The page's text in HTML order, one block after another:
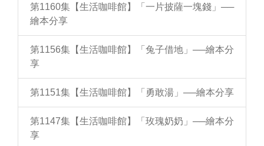
第1160集【生活咖啡館】「一片披薩一塊錢」──
繪本分享
第1156集【生活咖啡館】「兔子借地」──繪本分
享
第1151集【生活咖啡館】「勇敢湯」──繪本分享
第1147集【生活咖啡館】「玫瑰奶奶」──繪本分
享